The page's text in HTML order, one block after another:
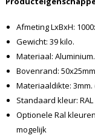
Afmeting LxBxH:
Gewicht: 39 kilo.
Materiaal: Aluminium.
Bovenrand:
Materiaaldikte: 3mm.
Standaard kleur: RAL
Optionele Ral
mogelijk